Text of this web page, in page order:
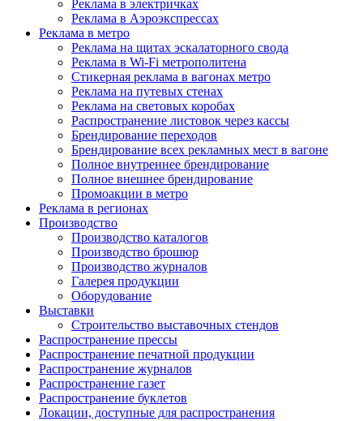
Реклама в электричках
Реклама в Аэроэкспрессах
Реклама в метро
Реклама на щитах эскалаторного свода
Реклама в Wi-Fi метрополитена
Стикерная реклама в вагонах метро
Реклама на путевых стенах
Реклама на световых коробах
Распространение листовок через кассы
Брендирование переходов
Брендирование всех рекламных мест в вагоне
Полное внутреннее брендирование
Полное внешнее брендирование
Промоакции в метро
Реклама в регионах
Производство
Производство каталогов
Производство брошюр
Производство журналов
Галерея продукции
Оборудование
Выставки
Строительство выставочных стендов
Распространение прессы
Распространение печатной продукции
Распространение журналов
Распространение газет
Распространение буклетов
Локации, доступные для распространения